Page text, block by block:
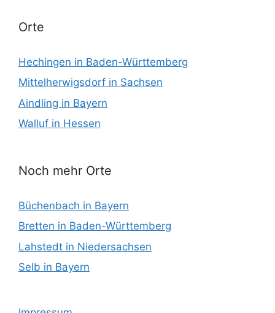
Orte
Hechingen in Baden-Württemberg
Mittelherwigsdorf in Sachsen
Aindling in Bayern
Walluf in Hessen
Noch mehr Orte
Büchenbach in Bayern
Bretten in Baden-Württemberg
Lahstedt in Niedersachsen
Selb in Bayern